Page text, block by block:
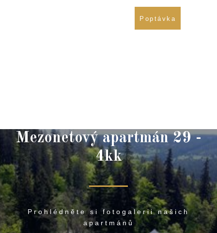
Poptávka
Mezonetový apartmán 29 -
4kk
Prohlédněte si fotogalerii našich
apartmánů